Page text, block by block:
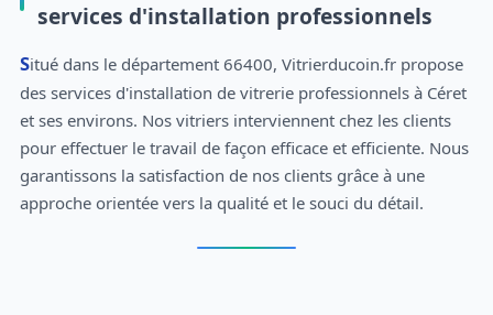
services d'installation professionnels
Situé dans le département 66400, Vitrierducoin.fr propose
des services d'installation de vitrerie professionnels à Céret
et ses environs. Nos vitriers interviennent chez les clients
pour effectuer le travail de façon efficace et efficiente. Nous
garantissons la satisfaction de nos clients grâce à une
approche orientée vers la qualité et le souci du détail.